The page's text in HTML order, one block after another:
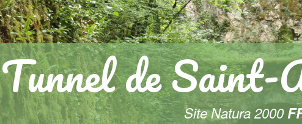
Tunnel de Saint-
Site Natura 2000